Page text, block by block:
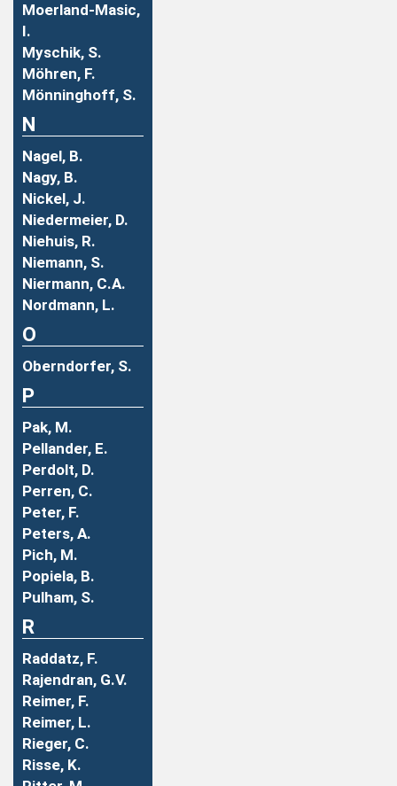
Moerland-Masic,
I.
Myschik, S.
Möhren, F.
Mönninghoff, S.
N
Nagel, B.
Nagy, B.
Nickel, J.
Niedermeier, D.
Niehuis, R.
Niemann, S.
Niermann, C.A.
Nordmann, L.
O
Oberndorfer, S.
P
Pak, M.
Pellander, E.
Perdolt, D.
Perren, C.
Peter, F.
Peters, A.
Pich, M.
Popiela, B.
Pulham, S.
R
Raddatz, F.
Rajendran, G.V.
Reimer, F.
Reimer, L.
Rieger, C.
Risse, K.